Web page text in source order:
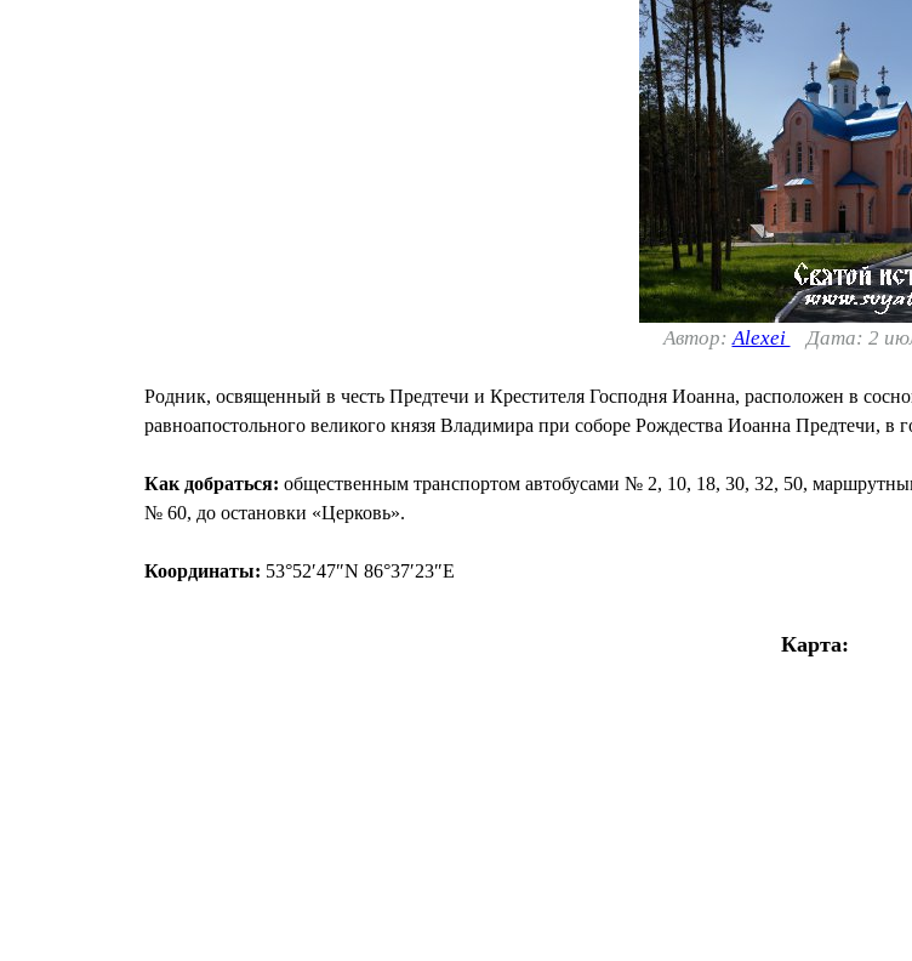
Автор:Alexei Дата: 2
Родник, освященный в честь Предтечи и Крестителя Господня Иоанна, расположен в
равноапостольного великого князя Владимира при соборе Рождества Иоанна Предтечи, в
Как добраться: общественным транспортом автобусами № 2, 10, 18, 30, 32, 50,
№ 60, до остановки «Церковь».
Координаты: 53°52′47″N 86°37′23″E
Карта: